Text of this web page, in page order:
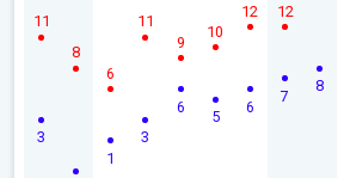
3
11
8
1
6
3
11
6
9
5
10
6
12
7
12
8